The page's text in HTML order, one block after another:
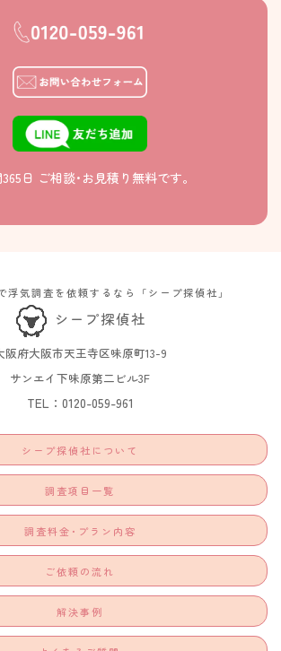
日 ご相談･お見積り無料です。
浮気調査を依頼するなら「シープ探偵社」
シープ探偵社
阪府大阪市天王寺区味原町13-9​
サンエイ下味原第二ビル3F​
TEL：0120-059-961
シープ探偵社について
調査項目一覧
調査料金･プラン内容
ご依頼の流れ
解決事例